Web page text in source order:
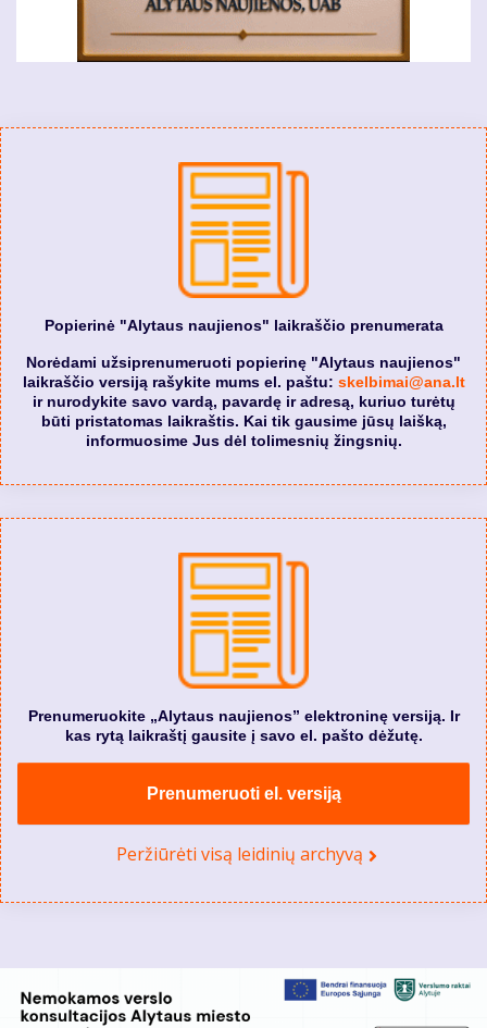
Popierinė "Alytaus naujienos" laikraščio prenumerata
Norėdami užsiprenumeruoti popierinę "Alytaus naujienos"
laikraščio versiją rašykite mums el. paštu: skelbimai@ana.lt
ir nurodykite savo vardą, pavardę ir adresą, kuriuo turėtų
būti pristatomas laikraštis. Kai tik gausime jūsų laišką,
informuosime Jus dėl tolimesnių žingsnių.
Prenumeruokite „Alytaus naujienos” elektroninę versiją. Ir
kas rytą laikraštį gausite į savo el. pašto dėžutę.
Prenumeruoti el. versiją
Peržiūrėti visą leidinių archyvą